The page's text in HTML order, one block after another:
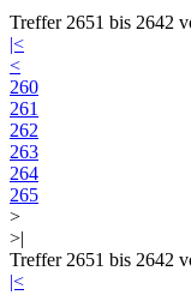
Treffer 2651 bis 2642
|<
<
260
261
262
263
264
265
>
>|
Treffer 2651 bis 2642
|<